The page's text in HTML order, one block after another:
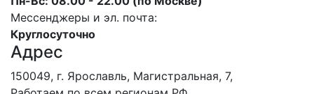
Мессенджеры и эл. почта:
Круглосуточно
Адрес
150049, г. Ярославль, ​Магистральная, 7,